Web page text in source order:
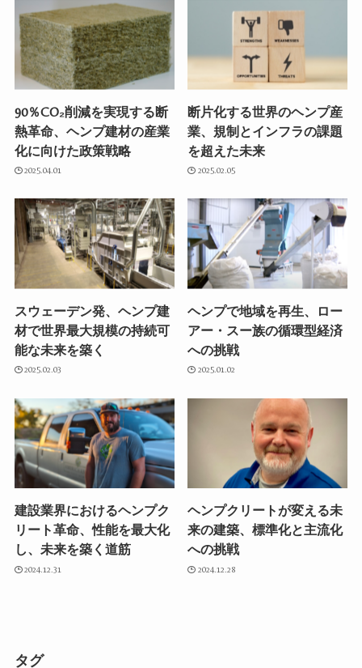
90％CO₂削減を実現する断
熱革命、ヘンプ建材の産業
化に向けた政策戦略
2025.04.01
断片化する世界のヘンプ産
業、規制とインフラの課題
を超えた未来
2025.02.05
スウェーデン発、ヘンプ建
材で世界最大規模の持続可
能な未来を築く
2025.02.03
ヘンプで地域を再生、ロー
アー・スー族の循環型経済
への挑戦
2025.01.02
建設業界におけるヘンプク
リート革命、性能を最大化
し、未来を築く道筋
2024.12.31
ヘンプクリートが変える未
来の建築、標準化と主流化
への挑戦
2024.12.28
タグ